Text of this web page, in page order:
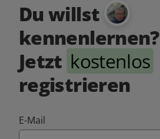
Du willst
kennenlernen?
Jetzt kostenlos
registrieren
E-Mail